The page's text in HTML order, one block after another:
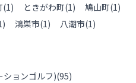
(1) ときがわ町(1) 鳩山町(1)
) 鴻巣市(1) 八潮市(1)
ションゴルフ)(95)